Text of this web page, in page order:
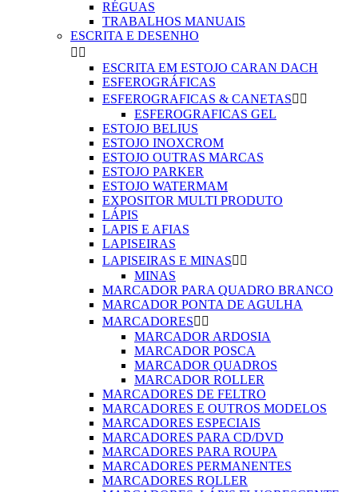
RÉGUAS
TRABALHOS MANUAIS
ESCRITA E DESENHO
 
ESCRITA EM ESTOJO CARAN DACH
ESFEROGRÁFICAS
ESFEROGRAFICAS & CANETAS 
ESFEROGRAFICAS GEL
ESTOJO BELIUS
ESTOJO INOXCROM
ESTOJO OUTRAS MARCAS
ESTOJO PARKER
ESTOJO WATERMAM
EXPOSITOR MULTI PRODUTO
LÁPIS
LAPIS E AFIAS
LAPISEIRAS
LAPISEIRAS E MINAS 
MINAS
MARCADOR PARA QUADRO BRANCO
MARCADOR PONTA DE AGULHA
MARCADORES 
MARCADOR ARDOSIA
MARCADOR POSCA
MARCADOR QUADROS
MARCADOR ROLLER
MARCADORES DE FELTRO
MARCADORES E OUTROS MODELOS
MARCADORES ESPECIAIS
MARCADORES PARA CD/DVD
MARCADORES PARA ROUPA
MARCADORES PERMANENTES
MARCADORES ROLLER